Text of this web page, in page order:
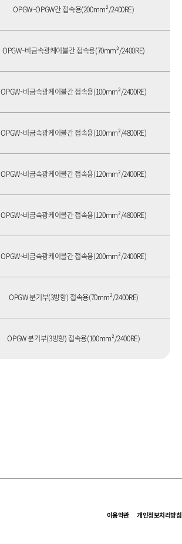
OPGW~OPGW간 접속용(200mm²/2400RE)
OPGW~비금속광케이블간 접속용(70mm²/2400RE)
OPGW~비금속광케이블간 접속용(100mm²/2400RE)
OPGW~비금속광케이블간 접속용(100mm²/4800RE)
OPGW~비금속광케이블간 접속용(120mm²/2400RE)
OPGW~비금속광케이블간 접속용(120mm²/4800RE)
OPGW~비금속광케이블간 접속용(200mm²/2400RE)
OPGW 분기부(3방향) 접속용(70mm²/2400RE)
OPGW 분기부(3방향) 접속용(100mm²/2400RE)
이용약관 개인정보처리방침